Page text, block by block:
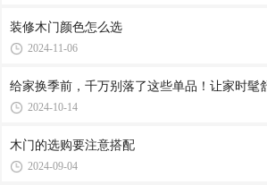
装修木门颜色怎么选
2024-11-06
给家换季前，千万别落了这些单品！让家时髦
2024-10-14
木门的选购要注意搭配
2024-09-04